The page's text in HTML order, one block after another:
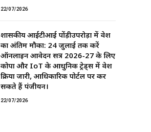
22/07/2026
शासकीय आईटीआई पोंड़ीउपरोड़ा में प्रवेश
का अंतिम मौका: 24 जुलाई तक करें
ऑनलाइन आवेदन सत्र 2026-27 के लिए
कोपा और IoT के आधुनिक ट्रेड्स में प्रवेश
प्रक्रिया जारी, आधिकारिक पोर्टल पर कर
सकते हैं पंजीयन।
22/07/2026